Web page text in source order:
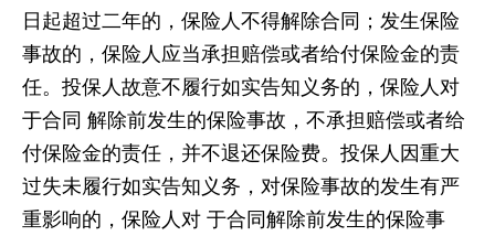
日起超过二年的，保险人不得解除合同；发生保险
事故的，保险人应当承担赔偿或者给付保险金的责
任。投保人故意不履行如实告知义务的，保险人对
于合同 解除前发生的保险事故，不承担赔偿或者给
付保险金的责任，并不退还保险费。投保人因重大
过失未履行如实告知义务，对保险事故的发生有严
重影响的，保险人对 于合同解除前发生的保险事